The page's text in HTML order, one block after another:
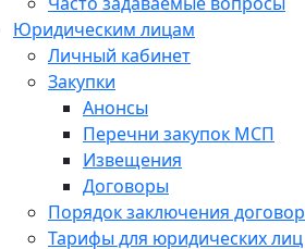
Юридическим лицам
Личный кабинет
Закупки
Анонсы
Перечни закупок МСП
Извещения
Договоры
Порядок заключения
Тарифы для юридических лиц